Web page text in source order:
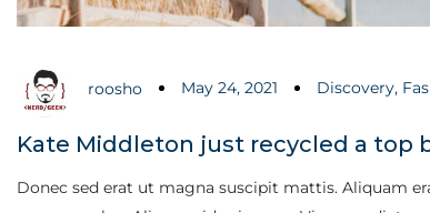
roosho May 24, 2021 Discovery,
Kate Middleton just recycled a top
Donec sed erat ut magna suscipit mattis. Aliquam